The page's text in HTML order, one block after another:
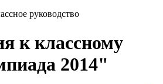
руководство
к классному
2014"